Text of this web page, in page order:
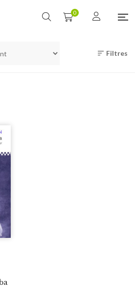
0
Filtres